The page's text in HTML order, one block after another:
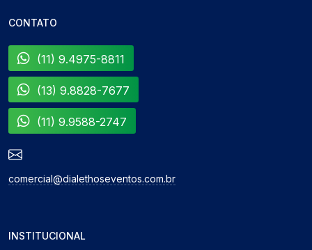
CONTATO
(11) 9.4975-8811
(13) 9.8828-7677
(11) 9.9588-2747
comercial@dialethoseventos.com.br
INSTITUCIONAL